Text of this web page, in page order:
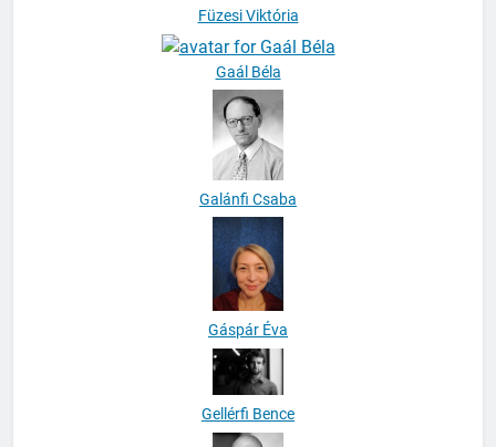
Füzesi Viktória
Gaál Béla
Galánfi Csaba
Gáspár Éva
Gellérfi Bence